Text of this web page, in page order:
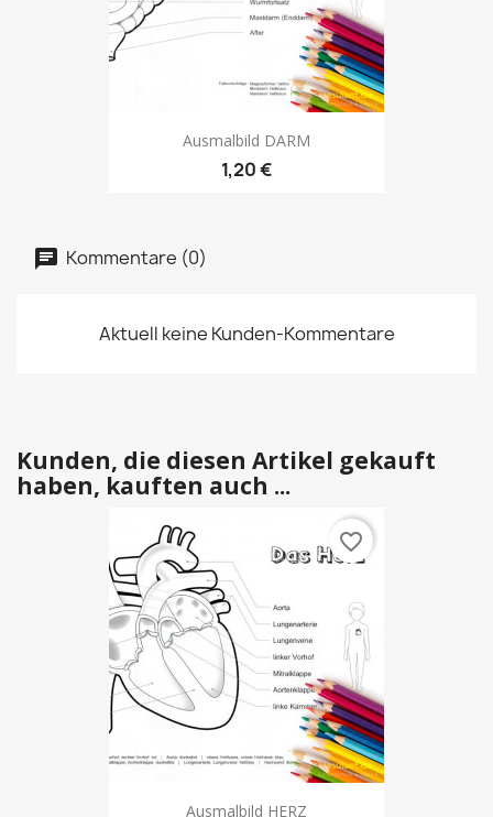
Ausmalbild DARM
1,20 €
Kommentare (0)
Aktuell keine Kunden-Kommentare
Kunden, die diesen Artikel gekauft
haben, kauften auch ...
Ausmalbild HERZ
favorite_border